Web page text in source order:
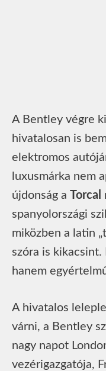
A Bentley végre
hivatalosan is
elektromos
luxusmárka nem
újdonság a Torcal
spanyolországi
miközben a latin
szóra is kikacsint.
hanem
A hivatalos
várni, a Bentley
nagy napot
vezérigazgatója,